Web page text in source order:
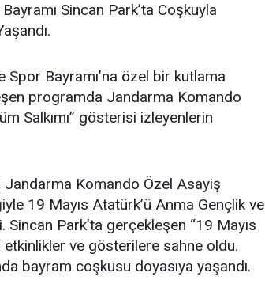
Sincan Park’ta Coşkuyla
Bayramı’na özel bir kutlama
programda Jandarma Komando
Salkımı” gösterisi izleyenlerin
Jandarma Komando Özel Asayiş
19 Mayıs Atatürk’ü Anma Gençlik ve
Park’ta gerçekleşen “19 Mayıs
ve gösterilere sahne oldu.
bayram coşkusu doyasıya yaşandı.